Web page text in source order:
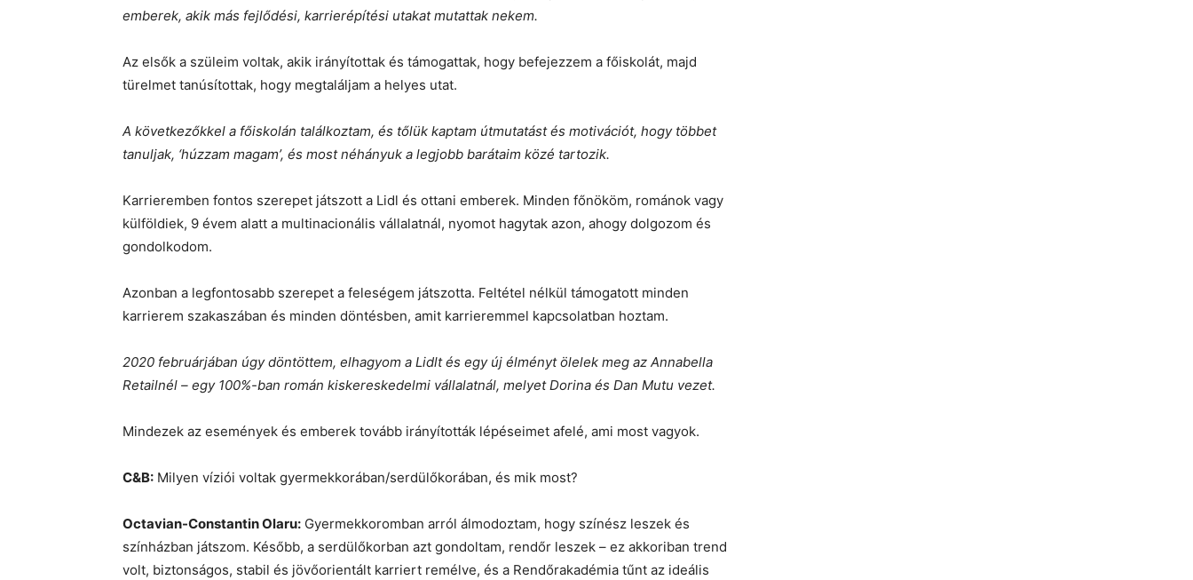
emberek, akik más fejlődési, karrierépítési utakat mutattak nekem.
Az elsők a szüleim voltak, akik irányítottak és támogattak, hogy befejezzem a főiskolát, majd
türelmet tanúsítottak, hogy megtaláljam a helyes utat.
A következőkkel a főiskolán találkoztam, és tőlük kaptam útmutatást és motivációt, hogy többet
tanuljak, ‘húzzam magam’, és most néhányuk a legjobb barátaim közé tartozik.
Karrieremben fontos szerepet játszott a Lidl és ottani emberek. Minden főnököm, románok vagy
külföldiek, 9 évem alatt a multinacionális vállalatnál, nyomot hagytak azon, ahogy dolgozom és
gondolkodom.
Azonban a legfontosabb szerepet a feleségem játszotta. Feltétel nélkül támogatott minden
karrierem szakaszában és minden döntésben, amit karrieremmel kapcsolatban hoztam.
2020 februárjában úgy döntöttem, elhagyom a Lidlt és egy új élményt ölelek meg az Annabella
Retailnél – egy 100%-ban román kiskereskedelmi vállalatnál, melyet Dorina és Dan Mutu vezet.
Mindezek az események és emberek tovább irányították lépéseimet afelé, ami most vagyok.
C&B: Milyen víziói voltak gyermekkorában/serdülőkorában, és mik most?
Octavian-Constantin Olaru: Gyermekkoromban arról álmodoztam, hogy színész leszek és
színházban játszom. Később, a serdülőkorban azt gondoltam, rendőr leszek – ez akkoriban trend
volt, biztonságos, stabil és jövőorientált karriert remélve, és a Rendőrakadémia tűnt az ideális